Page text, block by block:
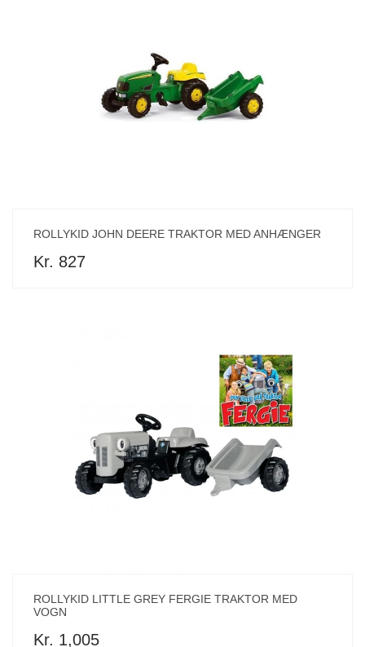
ROLLYKID JOHN DEERE TRAKTOR MED ANHÆNGER
Kr. 827
ROLLYKID LITTLE GREY FERGIE TRAKTOR MED
VOGN
Kr. 1,005